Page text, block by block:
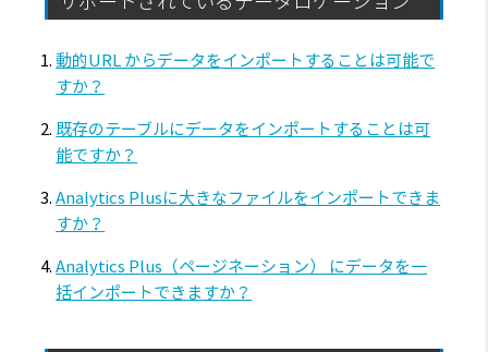
動的URL からデータをインポートすることは可能で
すか？
既存のテーブルにデータをインポートすることは可
能ですか？
Analytics Plusに大きなファイルをインポートできま
すか？
Analytics Plus（ページネーション） にデータを一
括インポートできますか？